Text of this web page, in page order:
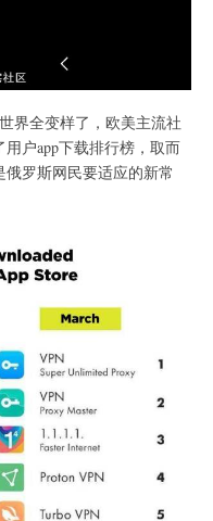
界全变样了，欧美主流社
户app下载排行榜，取而
罗斯网民要适应的新常